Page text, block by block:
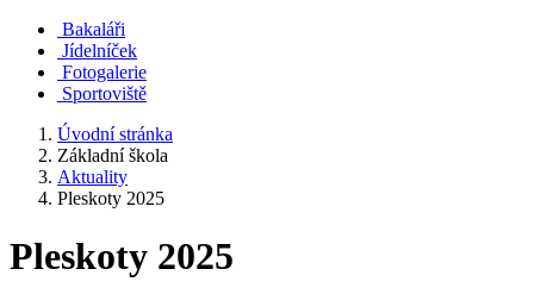
Bakaláři
Jídelníček
Fotogalerie
Sportoviště
Úvodní stránka
Základní škola
Aktuality
Pleskoty 2025
Pleskoty 2025